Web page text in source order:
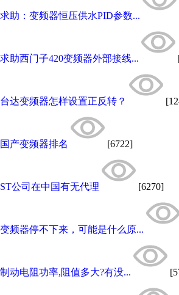
求助：变频器恒压供水PID参数...
求助西门子420变频器外部接线...
台达变频器怎样设置正反转？
国产变频器排名 [6722]
ST公司在中国有无代理 [6270]
变频器停不下来，可能是什么原...
制动电阻功率,阻值多大?有没...